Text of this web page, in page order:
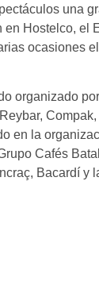
una
Hostelco, el
ocasiones
organizado
en la
Cafés
Bacardí y